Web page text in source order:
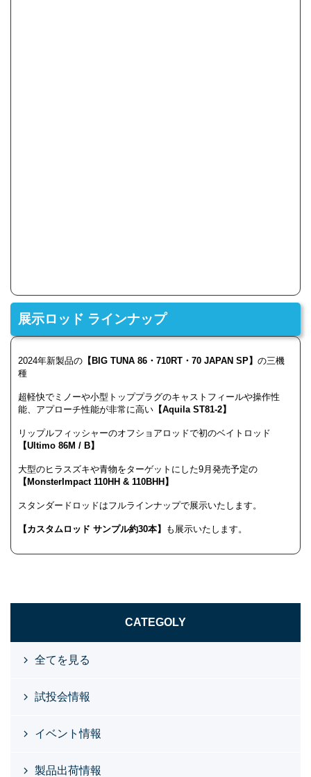
展示ロッド ラインナップ
2024年新製品の 【BIG TUNA 86・710RT・70 JAPAN SP】 の三機
種
超軽快でミノーや小型トッププラグのキャストフィールや操作性
能、アプローチ性能が非常に高い 【Aquila ST81-2】
リップルフィッシャーのオフショアロッドで初のベイトロッド
【Ultimo 86M / B】
大型のヒラスズキや青物をターゲットにした9月発売予定の
【MonsterImpact 110HH & 110BHH】
スタンダードロッドはフルラインナップで展示いたします。
【カスタムロッド サンプル約30本】 も展示いたします。
CATEGOLY
全てを見る
試投会情報
イベント情報
製品出荷情報